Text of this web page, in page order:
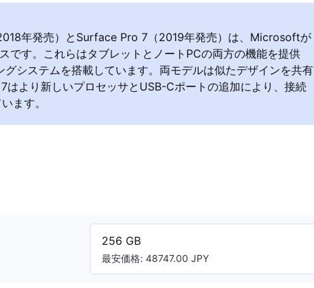
年発売）とSurface Pro 7（2019年発売）は、Microsoftが
です。これらはタブレットとノートPCの両方の機能を提供
システムを搭載しています。両モデルは似たデザインを共有
はより新しいプロセッサとUSB-Cポートの追加により、接続
ます。
256 GB
最安価格: 48747.00 JPY